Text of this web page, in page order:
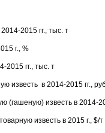
2015 гг., тыс. т
г., %
2015 гг., тыс. т
известь в 2014-2015 гг.,
(гашеную) известь в 2014-
известь в 2015 г., $/т